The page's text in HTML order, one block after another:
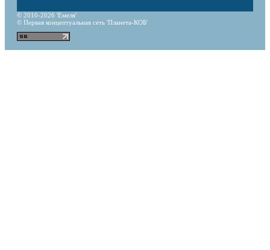
© 2010-2026 'Емеля'
© Первая концептуальная сеть 'Планета-КОБ'